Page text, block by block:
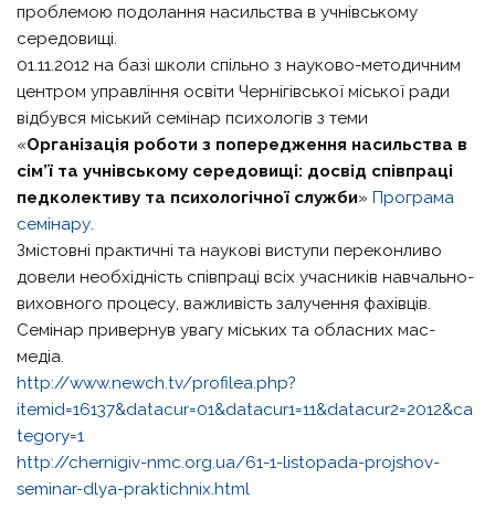
проблемою подолання насильства в учнівському
середовищі.
01.11.2012 на базі школи спільно з науково-методичним
центром управління освіти Чернігівської міської ради
відбувся міський семінар психологів з теми
«Організація роботи з попередження насильства в
сім’ї та учнівському середовищі: досвід співпраці
педколективу та психологічної служби»Програма
семінару.
Змістовні практичні та наукові виступи переконливо
довели необхідність співпраці всіх учасників навчально-
виховного процесу, важливість залучення фахівців.
Семінар привернув увагу міських та обласних мас-
медіа.
http://www.newch.tv/profilea.php?
itemid=16137&datacur=01&datacur1=11&datacur2=2012&ca
tegory=1
http://chernigiv-nmc.org.ua/61-1-listopada-projshov-
seminar-dlya-praktichnix.html